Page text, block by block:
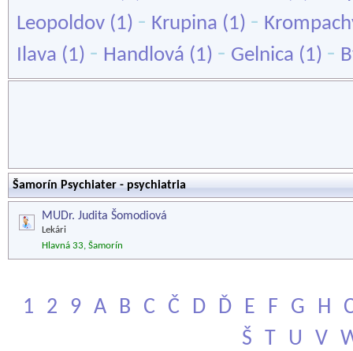
Leopoldov (1) - Krupina (1) -
Ilava (1) - Handlová (1) - Gelnica (1) -
Šamorín Psychiater - psychiatria
MUDr. Judita Šomodiová
Lekári
Hlavná 33, Šamorín
1 2 9 A B C Č D Ď E F G H
Š
T U V